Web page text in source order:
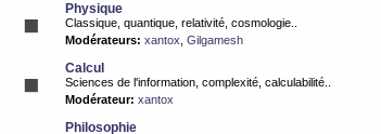
Physique
Classique, quantique, relativité, cosmologie..
Modérateurs: xantox Gilgamesh
Calcul
Sciences de l'information, complexité, calculabilité..
Modérateur: xantox
Philosophie